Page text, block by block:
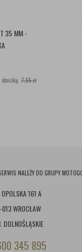
35 MM -
7,65 zł
NALEŻY DO GRUPY
161 A
WROCŁAW
DOLNOŚLĄSKIE
345 895